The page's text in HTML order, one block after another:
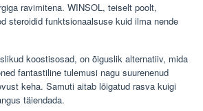
ravimitena. WINSOL, teiselt poolt,
steroidid funktsionaalsuse kuid ilma nende
koostisosad, on õiguslik alternatiiv, mida
fantastiline tulemusi nagu suurenenud
keha. Samuti aitab lõigatud rasva kuigi
täiendada.